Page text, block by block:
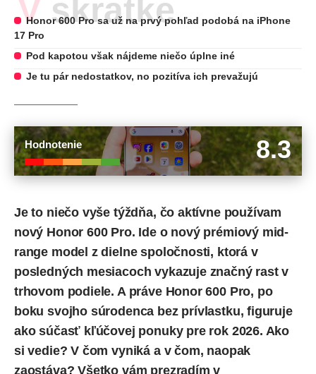
V skratke
Honor 600 Pro sa už na prvý pohľad podobá na iPhone
17 Pro
Pod kapotou však nájdeme niečo úplne iné
Je tu pár nedostatkov, no pozitíva ich prevažujú
8.3
Hodnotenie
Je to niečo vyše týždňa, čo aktívne používam
nový Honor 600 Pro. Ide o nový prémiový mid-
range model z dielne spoločnosti, ktorá v
posledných mesiacoch vykazuje značný rast v
trhovom podiele. A práve Honor 600 Pro, po
boku svojho súrodenca bez prívlastku, figuruje
ako súčasť kľúčovej ponuky pre rok 2026. Ako
si vedie? V čom vyniká a v čom, naopak
zaostáva? Všetko vám prezradím v